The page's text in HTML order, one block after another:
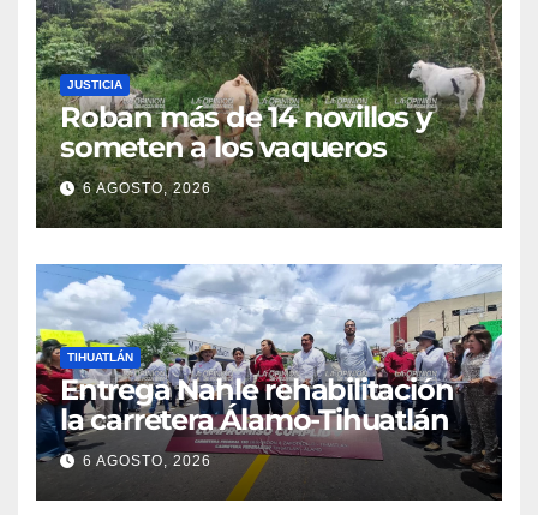
JUSTICIA
Roban más de 14 novillos y
someten a los vaqueros
6 AGOSTO, 2026
TIHUATLÁN
Entrega Nahle rehabilitación
la carretera Álamo-Tihuatlán
6 AGOSTO, 2026